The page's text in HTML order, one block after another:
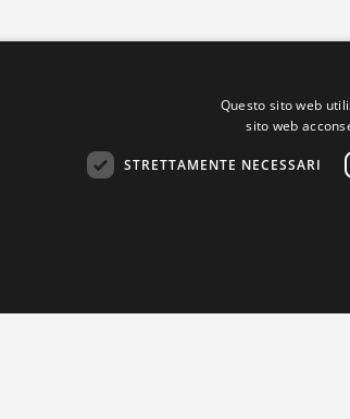
Questo sito web
sito web
STRETTAMENTE NECESSARI